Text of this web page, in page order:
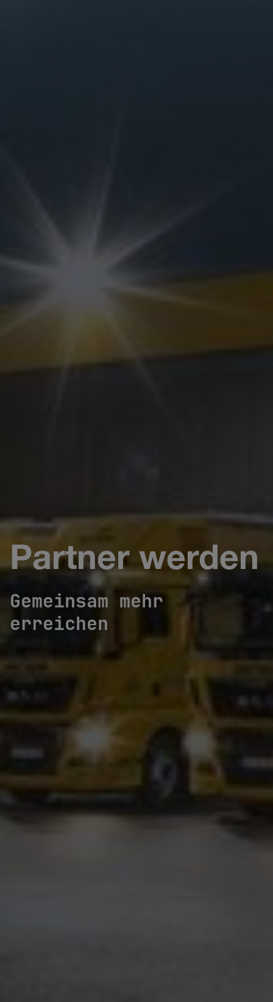
Partner werden
Gemeinsam mehr
erreichen